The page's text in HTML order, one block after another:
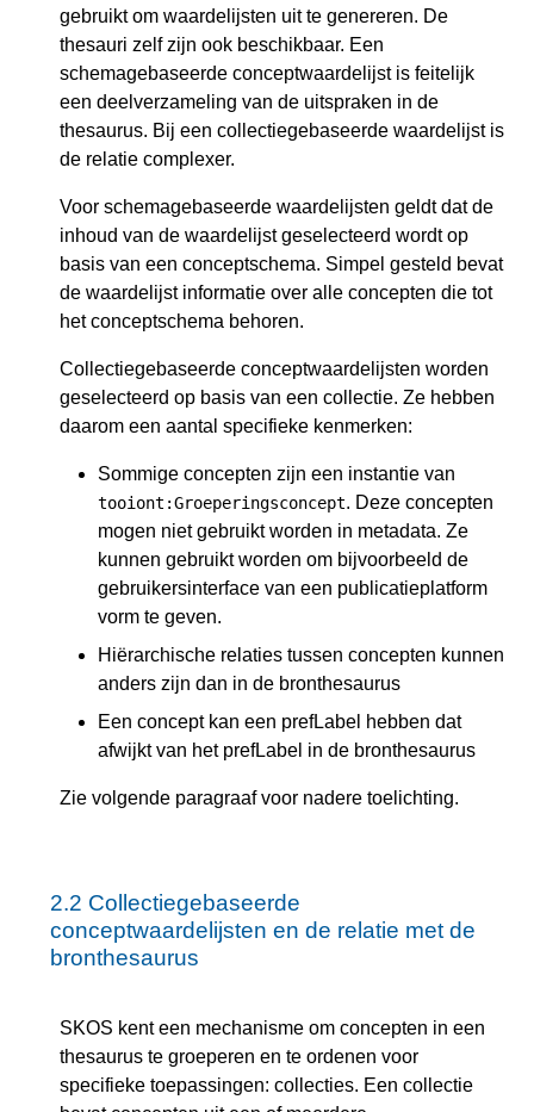
gebruikt om waardelijsten uit te genereren. De
thesauri zelf zijn ook beschikbaar. Een
schemagebaseerde conceptwaardelijst is feitelijk
een deelverzameling van de uitspraken in de
thesaurus. Bij een collectiegebaseerde waardelijst is
de relatie complexer.
Voor schemagebaseerde waardelijsten geldt dat de
inhoud van de waardelijst geselecteerd wordt op
basis van een conceptschema. Simpel gesteld bevat
de waardelijst informatie over alle concepten die tot
het conceptschema behoren.
Collectiegebaseerde conceptwaardelijsten worden
geselecteerd op basis van een collectie. Ze hebben
daarom een aantal specifieke kenmerken:
Sommige concepten zijn een instantie van
tooiont:Groeperingsconcept. Deze concepten
mogen niet gebruikt worden in metadata. Ze
kunnen gebruikt worden om bijvoorbeeld de
gebruikersinterface van een publicatieplatform
vorm te geven.
Hiërarchische relaties tussen concepten kunnen
anders zijn dan in de bronthesaurus
Een concept kan een prefLabel hebben dat
afwijkt van het prefLabel in de bronthesaurus
Zie volgende paragraaf voor nadere toelichting.
2.2 Collectiegebaseerde
conceptwaardelijsten en de relatie met de
bronthesaurus
SKOS kent een mechanisme om concepten in een
thesaurus te groeperen en te ordenen voor
specifieke toepassingen: collecties. Een collectie